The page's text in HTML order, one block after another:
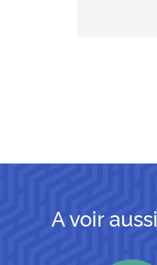
A voir aussi